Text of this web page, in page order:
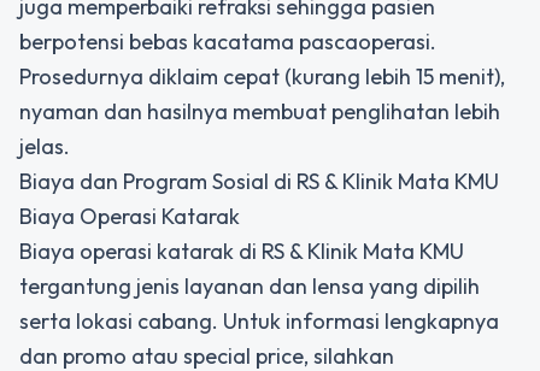
juga memperbaiki refraksi sehingga pasien
berpotensi bebas kacatama pascaoperasi.
Prosedurnya diklaim cepat (kurang lebih 15 menit),
nyaman dan hasilnya membuat penglihatan lebih
jelas.
Biaya dan Program Sosial di RS & Klinik Mata KMU
Biaya Operasi Katarak
Biaya operasi katarak di RS & Klinik Mata KMU
tergantung jenis layanan dan lensa yang dipilih
serta lokasi cabang. Untuk informasi lengkapnya
dan promo atau special price, silahkan